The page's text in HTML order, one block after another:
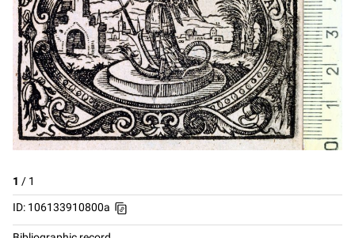
1 / 1
ID: 106133910800a